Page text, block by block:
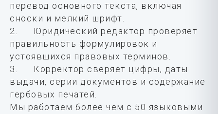
перевод основного текста, включая
сноски и мелкий шрифт.
2. Юридический редактор проверяет
правильность формулировок и
устоявшихся правовых терминов.
3. Корректор сверяет цифры, даты
выдачи, серии документов и содержание
гербовых печатей.
Мы работаем более чем с 50 языковыми